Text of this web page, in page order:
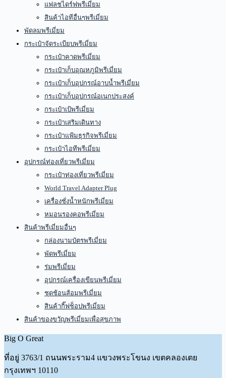
แฟลชไดร์ฟพรีเมี่ยม
สินค้าไอทีอื่นๆพรีเมี่ยม
พัดลมพรีเมี่ยม
กระเป๋าจัดระเบียบพรีเมี่ยม
กระเป๋าคาดพรีเมี่ยม
กระเป๋าเก็บอุณหภูมิพรีเมี่ยม
กระเป๋าเก็บอุปกรณ์อาบน้ำพรีเมี่ยม
กระเป๋าเก็บอุปกรณ์อเนกประสงค์
กระเป๋าเป้พรีเมี่ยม
กระเป๋าเสริมเดินทาง
กระเป๋าแฟ้มธุรกิจพรีเมี่ยม
กระเป๋าไอทีพรีเมี่ยม
อุปกรณ์ท่องเที่ยวพรีเมี่ยม
กระเป๋าท่องเที่ยวพรีเมี่ยม
World Travel Adapter Plug
เครื่องชั่งน้ำหนักพรีเมี่ยม
หมอนรองคอพรีเมี่ยม
สินค้าพรีเมี่ยมอื่นๆ
กล่องนามบัตรพรีเมี่ยม
พัดพรีเมี่ยม
ร่มพรีเมี่ยม
อุปกรณ์เครื่องเขียนพรีเมี่ยม
ชุดช้อนส้อมพรีเมี่ยม
สินค้ากิ๊ฟช็อปพรีเมี่ยม
สินค้าของขวัญพรีเมี่ยมเพื่อสุขภาพ
Big O Great
ที่อยู่ 3763/1 ถนนพระราม4 แขวงพระโขนง เขตคลองเตย
กรุงเทพฯ 10110